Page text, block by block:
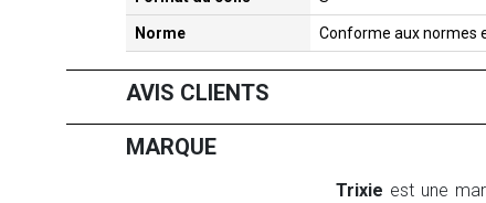
Norme Conforme aux normes
AVIS CLIENTS
MARQUE
Trixie est une